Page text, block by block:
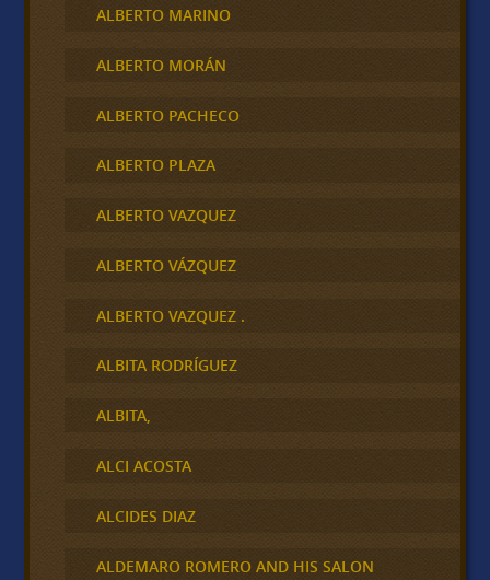
ALBERTO MARINO
ALBERTO MORÁN
ALBERTO PACHECO
ALBERTO PLAZA
ALBERTO VAZQUEZ
ALBERTO VÁZQUEZ
ALBERTO VAZQUEZ .
ALBITA RODRÍGUEZ
ALBITA,
ALCI ACOSTA
ALCIDES DIAZ
ALDEMARO ROMERO AND HIS SALON